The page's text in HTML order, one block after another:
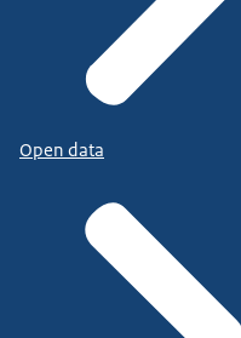
Open data